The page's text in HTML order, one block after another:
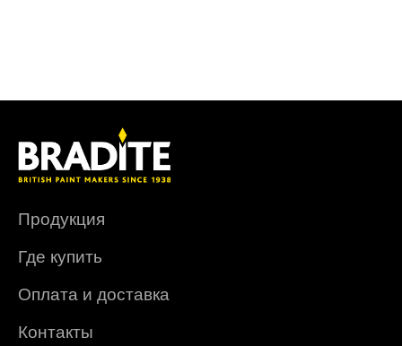
Продукция
Где купить
Оплата и доставка
Контакты